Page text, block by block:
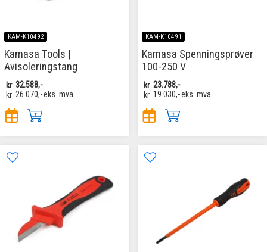
KAM-K10492
Kamasa Tools |
Avisoleringstang
kr 32.588,-
kr 26.070,-eks. mva
KAM-K10491
Kamasa Spenningsprøver
100-250 V
kr 23.788,-
kr 19.030,-eks. mva